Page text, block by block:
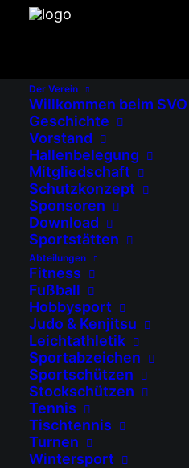
Der Verein
Willkommen beim SVO
Geschichte
Vorstand
Hallenbelegung
Mitgliedschaft
Schutzkonzept
Sponsoren
Download
Sportstätten
Abteilungen
Fitness
Fußball
Hobbysport
Judo & Kenjitsu
Leichtathletik
Sportabzeichen
Sportschützen
Stockschützen
Tennis
Tischtennis
Turnen
Wintersport
Startseite